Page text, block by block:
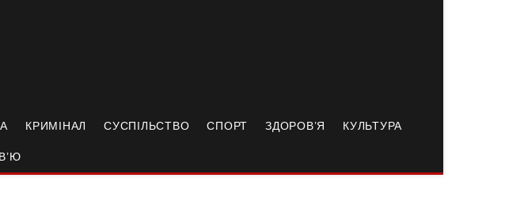
КРИМІНАЛ СУСПІЛЬСТВО СПОРТ ЗДОРОВ’Я КУЛЬТУРА